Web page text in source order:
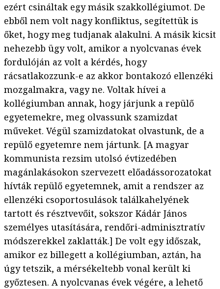
ezért csináltak egy másik szakkollégiumot. De
ebből nem volt nagy konfliktus, segítettük is
őket, hogy meg tudjanak alakulni. A másik kicsit
nehezebb ügy volt, amikor a nyolcvanas évek
fordulóján az volt a kérdés, hogy
rácsatlakozzunk-e az akkor bontakozó ellenzéki
mozgalmakra, vagy ne. Voltak hívei a
kollégiumban annak, hogy járjunk a repülő
egyetemekre, meg olvassunk szamizdat
műveket. Végül szamizdatokat olvastunk, de a
repülő egyetemre nem jártunk. [A magyar
kommunista rezsim utolsó évtizedében
magánlakásokon szervezett előadássorozatokat
hívták repülő egyetemnek, amit a rendszer az
ellenzéki csoportosulások találkahelyének
tartott és résztvevőit, sokszor Kádár János
személyes utasítására, rendőri-adminisztratív
módszerekkel zaklatták.] De volt egy időszak,
amikor ez billegett a kollégiumban, aztán, ha
úgy tetszik, a mérsékeltebb vonal került ki
győztesen. A nyolcvanas évek végére, a lehető